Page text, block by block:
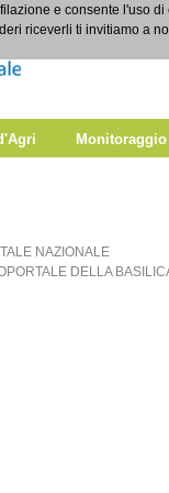
Monitoraggio
NAZIONALE
DELLA
e consente l'uso
riceverli ti invitiamo a